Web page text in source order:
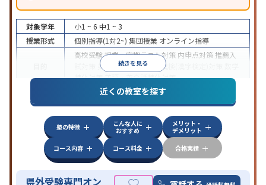
続きを見る
対象学年 小1 ~ 6 中1 ~ 3
授業形式
個別指導(1対2~) 集団授業 オンライン指導
高校受験授業・定期テスト対策 内申点対策推薦入
英検(英語検定)対策 漢検(漢字検定)対策
特化対策英語・英会話特化対策
オンライン対応
近くの教室を探す
塾の特徴
こんな人に
おすすめ
メリット・
デメリット
コース内容
コース料金 合格実績
県外受験専門オン